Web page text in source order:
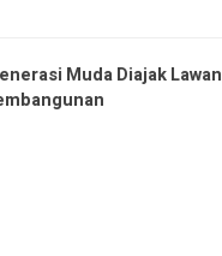
Muda Diajak Lawan